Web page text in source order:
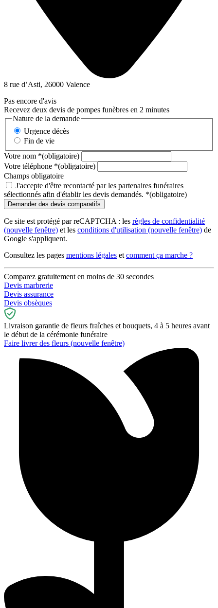
8 rue d’Asti, 26000 Valence
Pas encore d'avis
Recevez deux devis de pompes funèbres en 2 minutes
Nature de la demande
Urgence décès
Fin de vie
Votre nom *(obligatoire)
Votre téléphone *(obligatoire)
Champs obligatoire
J'accepte d'être recontacté par les partenaires funéraires
sélectionnés afin d'établir les devis demandés. *(obligatoire)
Ce site est protégé par reCAPTCHA : les règles de confidentialité
(nouvelle fenêtre) et les conditions d'utilisation (nouvelle fenêtre) de
Google s'appliquent.
Consultez les pages mentions légales et comment ça marche ?
Comparez gratuitement en moins de 30 secondes
Devis marbrerie
Devis assurance
Devis obsèques
Livraison garantie de fleurs fraîches et bouquets, 4 à 5 heures avant
le début de la cérémonie funéraire
Faire livrer des fleurs (nouvelle fenêtre)